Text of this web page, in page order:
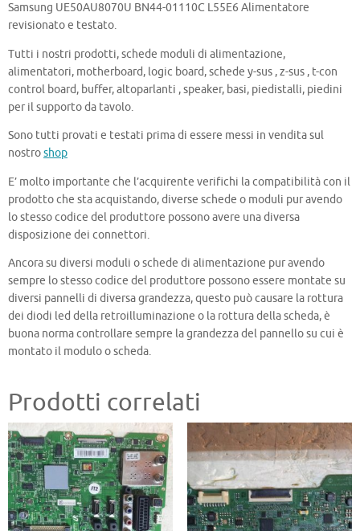
Samsung UE50AU8070U BN44-01110C L55E6 Alimentatore
revisionato e testato.
Tutti i nostri prodotti, schede moduli di alimentazione,
alimentatori, motherboard, logic board, schede y-sus , z-sus , t-con
control board, buffer, altoparlanti , speaker, basi, piedistalli, piedini
per il supporto da tavolo.
Sono tutti provati e testati prima di essere messi in vendita sul
nostroshop
E’ molto importante che l’acquirente verifichi la compatibilità con il
prodotto che sta acquistando, diverse schede o moduli pur avendo
lo stesso codice del produttore possono avere una diversa
disposizione dei connettori.
Ancora su diversi moduli o schede di alimentazione pur avendo
sempre lo stesso codice del produttore possono essere montate su
diversi pannelli di diversa grandezza, questo può causare la rottura
dei diodi led della retroilluminazione o la rottura della scheda, è
buona norma controllare sempre la grandezza del pannello su cui è
montato il modulo o scheda.
Prodotti correlati